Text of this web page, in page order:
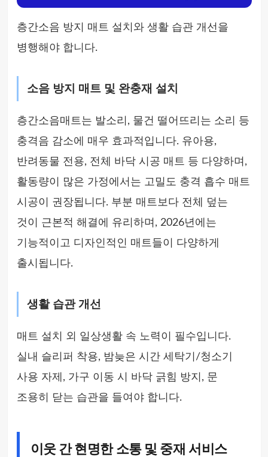
층간소음 방지 매트 설치와 생활 습관 개선을
병행해야 합니다.
소음 방지 매트 및 완충재 설치
층간소음매트는 발소리, 물건 떨어뜨리는 소리 등
충격음 감소에 매우 효과적입니다. 유아용,
반려동물 전용, 전체 바닥 시공 매트 등 다양하며,
활동량이 많은 가정에서는 고밀도 충격 흡수 매트
시공이 권장됩니다. 부분 매트보다 전체 덮는
것이 근본적 해결에 유리하며, 2026년에는
기능적이고 디자인적인 매트들이 다양하게
출시됩니다.
생활 습관 개선
매트 설치 외 일상생활 속 노력이 필수입니다.
실내 슬리퍼 착용, 밤늦은 시간 세탁기/청소기
사용 자제, 가구 이동 시 바닥 긁힘 방지, 문
조용히 닫는 습관을 들여야 합니다.
이웃 간 현명한 소통 및 중재 서비스